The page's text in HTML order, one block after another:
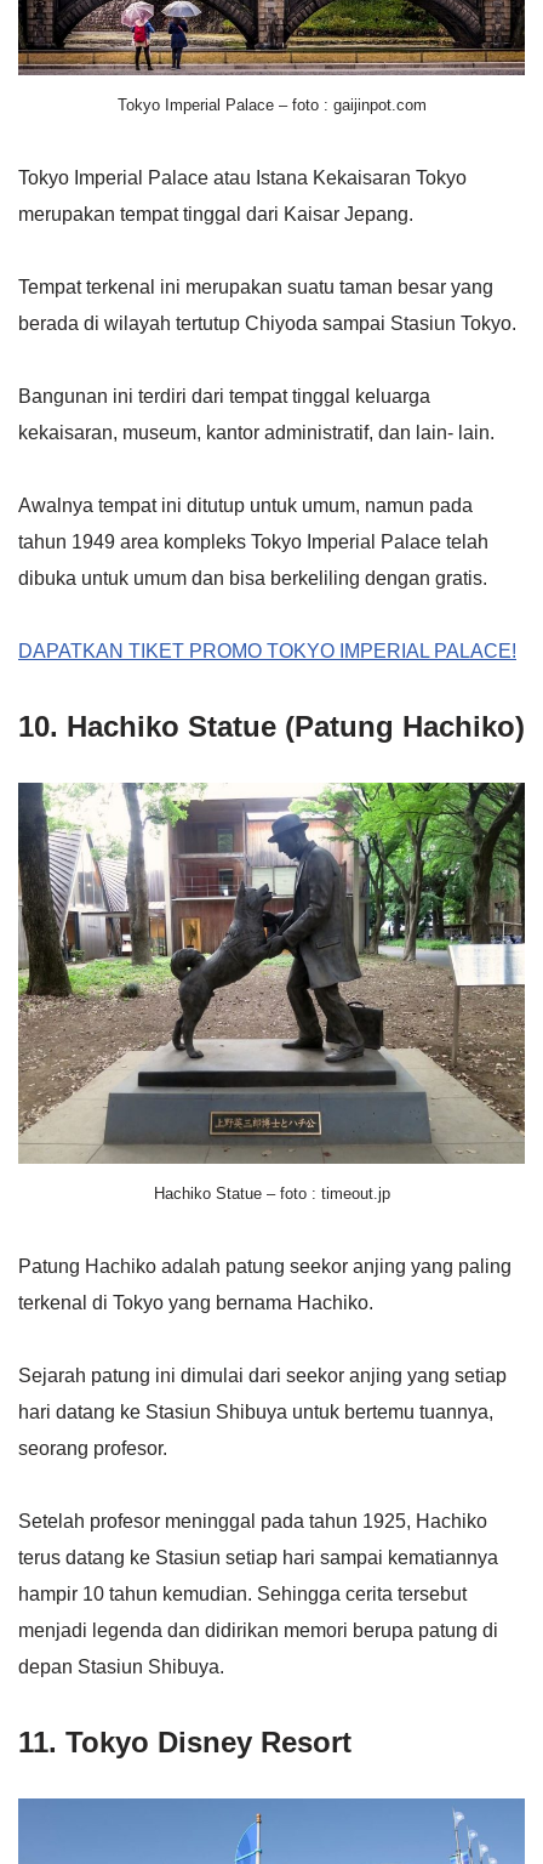
Tokyo Imperial Palace – foto : gaijinpot.com
Tokyo Imperial Palace atau Istana Kekaisaran Tokyo
merupakan tempat tinggal dari Kaisar Jepang.
Tempat terkenal ini merupakan suatu taman besar yang
berada di wilayah tertutup Chiyoda sampai Stasiun Tokyo.
Bangunan ini terdiri dari tempat tinggal keluarga
kekaisaran, museum, kantor administratif, dan lain- lain.
Awalnya tempat ini ditutup untuk umum, namun pada
tahun 1949 area kompleks Tokyo Imperial Palace telah
dibuka untuk umum dan bisa berkeliling dengan gratis.
DAPATKAN TIKET PROMO TOKYO IMPERIAL PALACE!
10. Hachiko Statue (Patung Hachiko)
Hachiko Statue – foto : timeout.jp
Patung Hachiko adalah patung seekor anjing yang paling
terkenal di Tokyo yang bernama Hachiko.
Sejarah patung ini dimulai dari seekor anjing yang setiap
hari datang ke Stasiun Shibuya untuk bertemu tuannya,
seorang profesor.
Setelah profesor meninggal pada tahun 1925, Hachiko
terus datang ke Stasiun setiap hari sampai kematiannya
hampir 10 tahun kemudian. Sehingga cerita tersebut
menjadi legenda dan didirikan memori berupa patung di
depan Stasiun Shibuya.
11. Tokyo Disney Resort